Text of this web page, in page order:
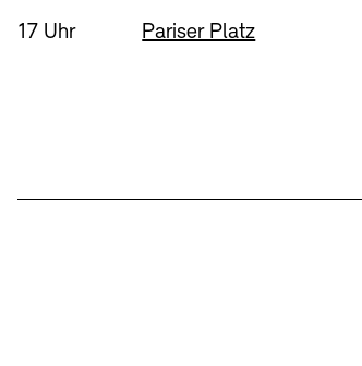
Uhrzeit:
17 Uhr Standort
Pariser Platz